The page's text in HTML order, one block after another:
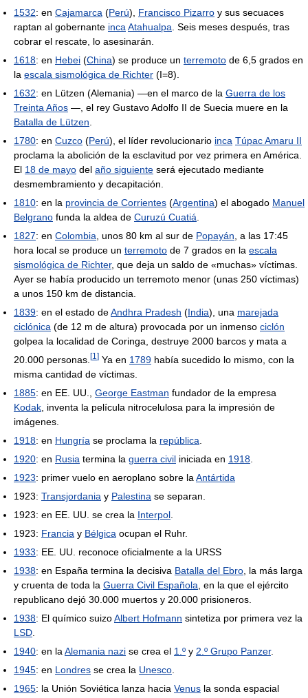
1532: en Cajamarca (Perú), Francisco Pizarro y sus secuaces
raptan al gobernante inca Atahualpa . Seis meses después, tras
cobrar el rescate, lo asesinarán.
1618: en Hebei (China) se produce un terremoto de 6,5 grados en
la escala sismológica de Richter (I=8).
1632: en Lützen (Alemania) —en el marco de la Guerra de los
Treinta Años —, el rey Gustavo Adolfo II de Suecia muere en la
Batalla de Lützen
1780: en Cuzco (Perú), el líder revolucionario inca Túpac Amaru II
proclama la abolición de la esclavitud por vez primera en América.
El 18 de mayo del año siguiente será ejecutado mediante
desmembramiento y decapitación.
1810: en la provincia de Corrientes (Argentina) el abogado Manuel
Belgrano funda la aldea de Curuzú Cuatiá
1827: en Colombia , unos 80 km al sur de Popayán , a las 17:45
hora local se produce un terremoto de 7 grados en la escala
sismológica de Richter, que deja un saldo de «muchas» víctimas.
Ayer se había producido un terremoto menor (unas 250 víctimas)
a unos 150 km de distancia.
1839: en el estado deAndhra Pradesh (India), una marejada
ciclónica (de 12 m de altura) provocada por un inmenso ciclón
golpea la localidad de Coringa, destruye 2000 barcos y mata a
20.000 personas. [1 ] Ya en 1789 había sucedido lo mismo, con la
misma cantidad de víctimas.
1885: en EE. UU., George Eastman fundador de la empresa
Kodak , inventa la película nitrocelulosa para la impresión de
imágenes.
1918: en Hungría se proclama la república
1920: en Rusia termina la guerra civil iniciada en 1918
1923: primer vuelo en aeroplano sobre la Antártida
1923: Transjordania y Palestina se separan.
1923: en EE. UU. se crea la Interpol
1923: Francia y Bélgica ocupan el Ruhr.
1933: EE. UU. reconoce oficialmente a la URSS
1938: en España termina la decisiva Batalla del Ebro , la más larga
y cruenta de toda la Guerra Civil Española , en la que el ejército
republicano dejó 30.000 muertos y 20.000 prisioneros.
1938: El químico suizoAlbert Hofmann sintetiza por primera vez la
LSD
1940: en la Alemania nazi se crea el 1.º y 2.º Grupo Panzer.
1945: en Londres se crea la Unesco
1965: la Unión Soviética lanza hacia Venus la sonda espacial